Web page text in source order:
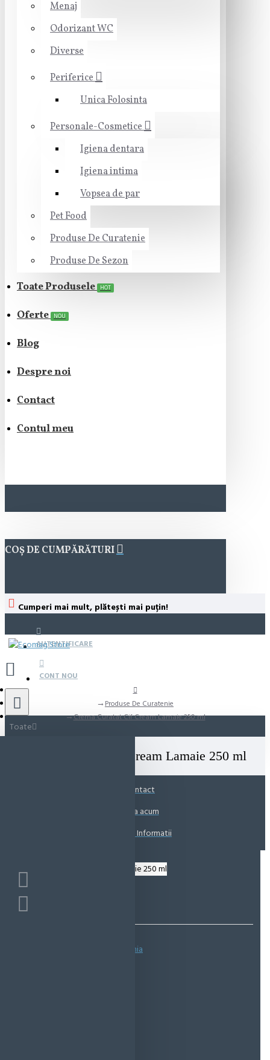
Menaj
Odorizant WC
Diverse
Periferice
Unica Folosinta
Personale-Cosmetice
Igiena dentara
Igiena intima
Vopsea de par
Pet Food
Produse De Curatenie
Produse De Sezon
Toate Produsele HOT
Oferte NOU
Blog
Despre noi
Contact
Contul meu
COȘ DE CUMPĂRĂTURI
Cumperi mai mult, plătești mai puțin!
AUTENTIFICARE
CONT NOU
Toate
Produse De Curatenie
Crema Curatat Cif Cream Lamaie 250 ml
Crema Curatat Cif Cream Lamaie 250 ml
Contact
Suna acum
Solicita Informatii
Spune-ţi opinia